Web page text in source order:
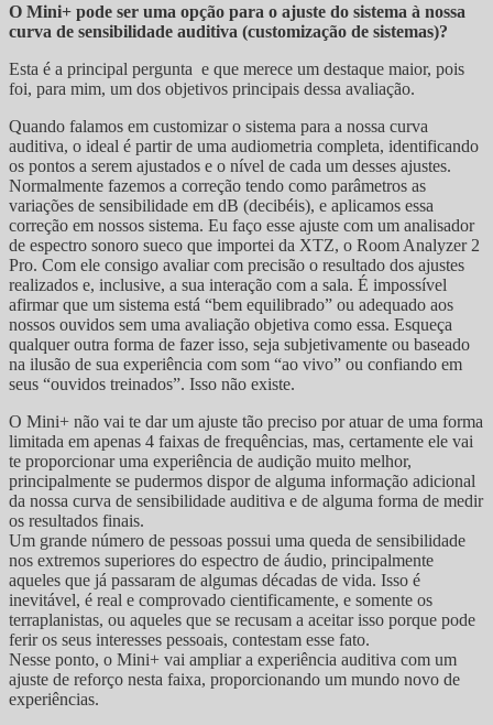
O Mini+ pode ser uma opção para o ajuste do sistema à nossa
curva de sensibilidade auditiva (customização de sistemas)?
Esta é a principal pergunta e que merece um destaque maior, pois
foi, para mim, um dos objetivos principais dessa avaliação.
Quando falamos em customizar o sistema para a nossa curva
auditiva, o ideal é partir de uma audiometria completa, identificando
os pontos a serem ajustados e o nível de cada um desses ajustes.
Normalmente fazemos a correção tendo como parâmetros as
variações de sensibilidade em dB (decibéis), e aplicamos essa
correção em nossos sistema. Eu faço esse ajuste com um analisador
de espectro sonoro sueco que importei da XTZ, o Room Analyzer 2
Pro. Com ele consigo avaliar com precisão o resultado dos ajustes
realizados e, inclusive, a sua interação com a sala. É impossível
afirmar que um sistema está “bem equilibrado” ou adequado aos
nossos ouvidos sem uma avaliação objetiva como essa. Esqueça
qualquer outra forma de fazer isso, seja subjetivamente ou baseado
na ilusão de sua experiência com som “ao vivo” ou confiando em
seus “ouvidos treinados”. Isso não existe.
O Mini+ não vai te dar um ajuste tão preciso por atuar de uma forma
limitada em apenas 4 faixas de frequências, mas, certamente ele vai
te proporcionar uma experiência de audição muito melhor,
principalmente se pudermos dispor de alguma informação adicional
da nossa curva de sensibilidade auditiva e de alguma forma de medir
os resultados finais.
Um grande número de pessoas possui uma queda de sensibilidade
nos extremos superiores do espectro de áudio, principalmente
aqueles que já passaram de algumas décadas de vida. Isso é
inevitável, é real e comprovado cientificamente, e somente os
terraplanistas, ou aqueles que se recusam a aceitar isso porque pode
ferir os seus interesses pessoais, contestam esse fato.
Nesse ponto, o Mini+ vai ampliar a experiência auditiva com um
ajuste de reforço nesta faixa, proporcionando um mundo novo de
experiências.